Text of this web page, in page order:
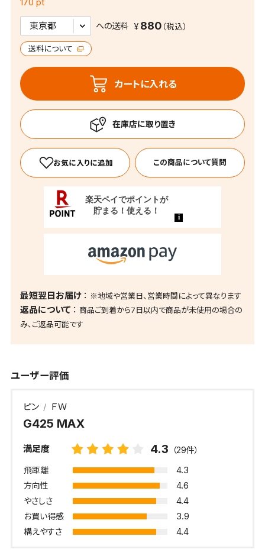
170 pt
への送料 880
送料について
カートに入れる
この商品について質問
最短翌日お届け ※地域や営業日、営業時間によって異なります
返品について
商品ご到着から7日以内で商品が未使用の場合の
み、ご返品可能です
ユーザー評価
ピン ＦＷ
G425 MAX
満足度 4.3 （29件）
飛距離 4.3
方向性 4.6
やさしさ 4.4
お買い得感 3.9
構えやすさ 4.4